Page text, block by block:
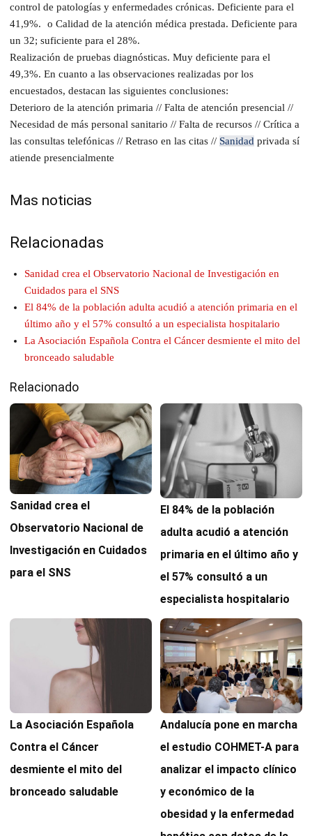
control de patologías y enfermedades crónicas. Deficiente para el
41,9%. o Calidad de la atención médica prestada. Deficiente para
un 32; suficiente para el 28%.
Realización de pruebas diagnósticas. Muy deficiente para el
49,3%. En cuanto a las observaciones realizadas por los
encuestados, destacan las siguientes conclusiones:
Deterioro de la atención primaria // Falta de atención presencial //
Necesidad de más personal sanitario // Falta de recursos // Crítica a
las consultas telefónicas // Retraso en las citas // Sanidad privada sí
atiende presencialmente
Mas noticias
Relacionadas
Sanidad crea el Observatorio Nacional de Investigación en
Cuidados para el SNS
El 84% de la población adulta acudió a atención primaria en el
último año y el 57% consultó a un especialista hospitalario
La Asociación Española Contra el Cáncer desmiente el mito del
bronceado saludable
Relacionado
Sanidad crea el
Observatorio Nacional de
Investigación en Cuidados
para el SNS
El 84% de la población
adulta acudió a atención
primaria en el último año y
el 57% consultó a un
especialista hospitalario
La Asociación Española
Contra el Cáncer
desmiente el mito del
bronceado saludable
Andalucía pone en marcha
el estudio COHMET-A para
analizar el impacto clínico
y económico de la
obesidad y la enfermedad